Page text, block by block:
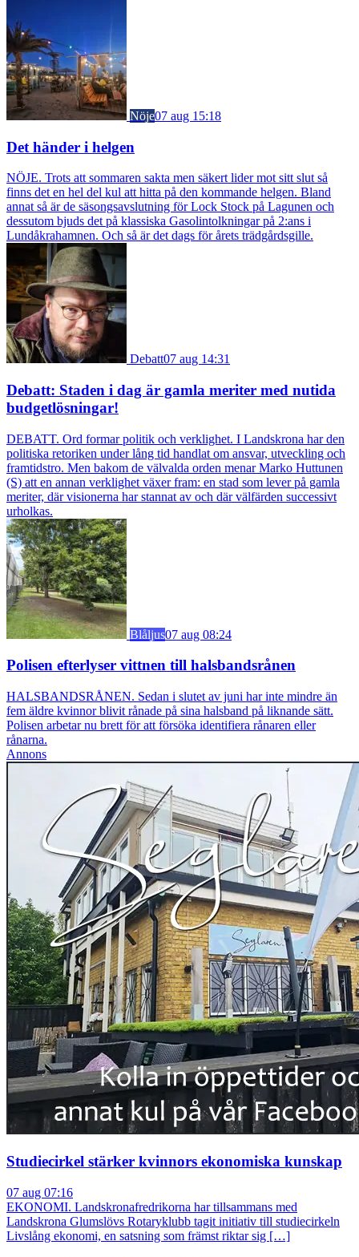
Nöje07 aug 15:18
Det händer i helgen
NÖJE. Trots att sommaren sakta men säkert lider mot sitt slut så
finns det en hel del kul att hitta på den kommande helgen. Bland
annat så är de säsongsavslutning för Lock Stock på Lagunen och
dessutom bjuds det på klassiska Gasolintolkningar på 2:ans i
Lundåkrahamnen. Och så är det dags för årets trädgårdsgille.
Debatt07 aug 14:31
Debatt: Staden i dag är gamla meriter med nutida
budgetlösningar!
DEBATT. Ord formar politik och verklighet. I Landskrona har den
politiska retoriken under lång tid handlat om ansvar, utveckling och
framtidstro. Men bakom de välvalda orden menar Marko Huttunen
(S) att en annan verklighet växer fram: en stad som lever på gamla
meriter, där visionerna har stannat av och där välfärden successivt
urholkas.
Blåljus07 aug 08:24
Polisen efterlyser vittnen till halsbandsrånen
HALSBANDSRÅNEN. Sedan i slutet av juni har inte mindre än
fem äldre kvinnor blivit rånade på sina halsband på liknande sätt.
Polisen arbetar nu brett för att försöka identifiera rånaren eller
rånarna.
Annons
Studiecirkel stärker kvinnors ekonomiska kunskap
07 aug 07:16
EKONOMI. Landskronafredrikorna har tillsammans med
Landskrona Glumslövs Rotaryklubb tagit initiativ till studiecirkeln
Livslång ekonomi, en satsning som främst riktar sig […]